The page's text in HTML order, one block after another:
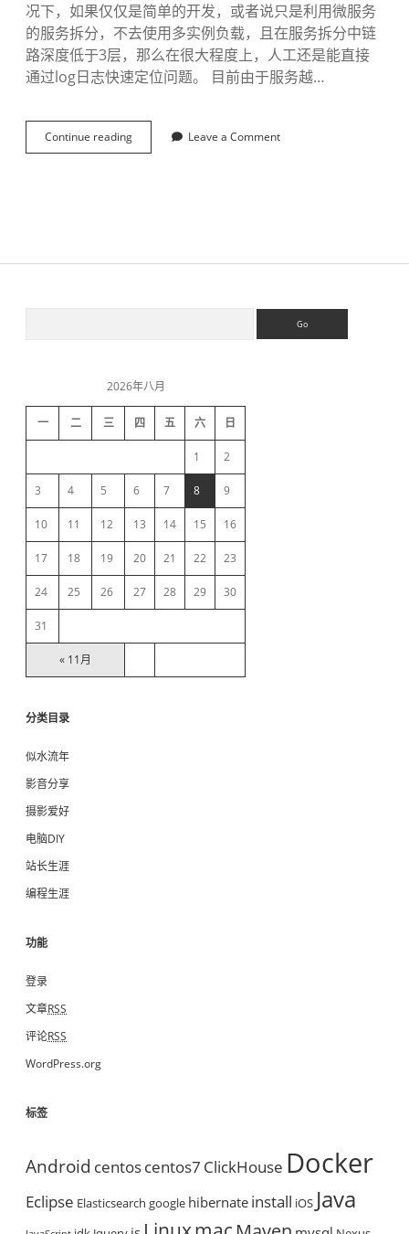
况下，如果仅仅是简单的开发，或者说只是利用微服务
的服务拆分，不去使用多实例负载，且在服务拆分中链
路深度低于3层，那么在很大程度上，人工还是能直接
通过log日志快速定位问题。 目前由于服务越…
Continue reading
p
o
使
Leave a Comment
d
b
a
r
2026年八月
一 二 三 四 五 六 日
« 11月
1 2
3 4 5 6 7 8 9
10 11 12 13 14 15 16
17 18 19 20 21 22 23
24 25 26 27 28 29 30
31
分类目录
似水流年
影音分享
摄影爱好
电脑DIY
站长生涯
编程生涯
功能
登录
文章RSS
评论RSS
WordPress.org
标签
Android centoscentos7 ClickHouse Docker
Eclipse Elasticsearch google hibernate install iOS Java